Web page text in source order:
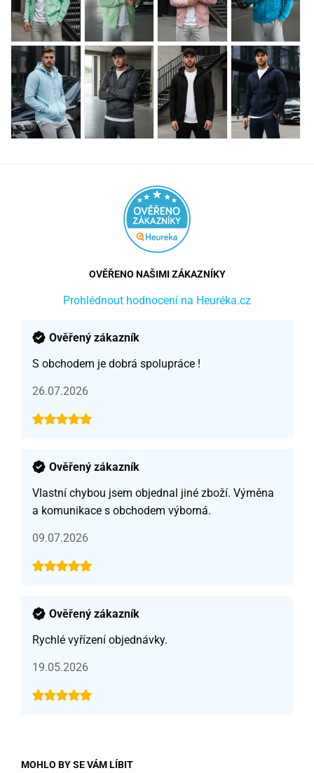
OVĚŘENO NAŠIMI ZÁKAZNÍKY
Prohlédnout hodnocení na Heuréka.cz
Ověřený zákazník
S obchodem je dobrá spolupráce !
26.07.2026
Ověřený zákazník
Vlastní chybou jsem objednal jiné zboží. Výměna
a komunikace s obchodem výborná.
09.07.2026
Ověřený zákazník
Rychlé vyřízení objednávky.
19.05.2026
MOHLO BY SE VÁM LÍBIT